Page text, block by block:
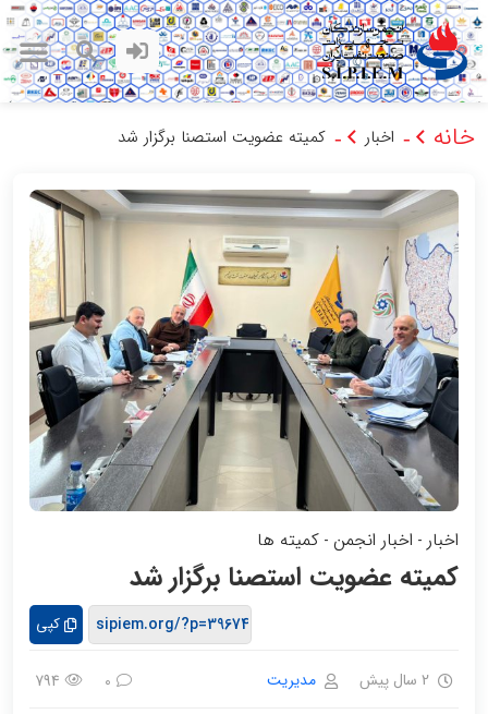
خانه - اخبار - کمیته عضویت استصنا برگزار شد
اخبار - اخبار انجمن - کمیته ها
کمیته عضویت استصنا برگزار شد
کپی
2 سال پیش مدیریت 0
794